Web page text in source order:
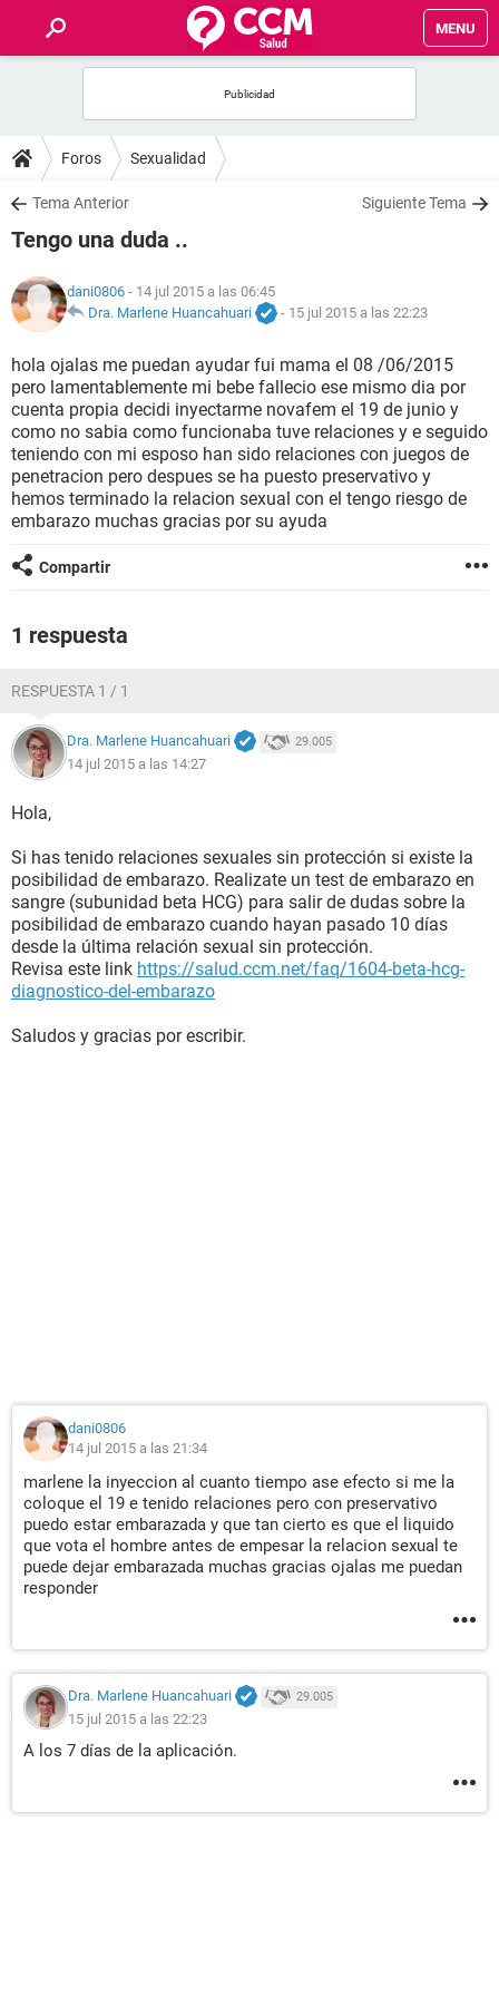
MENU
FOROS
SALUD
FAMILIA
NUTRICIÓN
BIENESTAR
SEXUALIDAD
GLOSARIO
Foros Sexualidad
Tema Anterior Siguiente Tema
Tengo una duda ..
dani0806 - 14 jul 2015 a las 06:45
Dra. Marlene Huancahuari
- 15 jul 2015 a las 22:23
hola ojalas me puedan ayudar fui mama el 08 /06/2015
pero lamentablemente mi bebe fallecio ese mismo dia por
cuenta propia decidi inyectarme novafem el 19 de junio y
como no sabia como funcionaba tuve relaciones y e seguido
teniendo con mi esposo han sido relaciones con juegos de
penetracion pero despues se ha puesto preservativo y
hemos terminado la relacion sexual con el tengo riesgo de
embarazo muchas gracias por su ayuda
Compartir
1 respuesta
RESPUESTA 1 / 1
Dra. Marlene Huancahuari 29.005
14 jul 2015 a las 14:27
Hola,
Si has tenido relaciones sexuales sin protección si existe la
posibilidad de embarazo. Realizate un test de embarazo en
sangre (subunidad beta HCG) para salir de dudas sobre la
posibilidad de embarazo cuando hayan pasado 10 días
desde la última relación sexual sin protección.
Revisa este link https://salud.ccm.net/faq/1604-beta-hcg-
diagnostico-del-embarazo
Saludos y gracias por escribir.
dani0806
14 jul 2015 a las 21:34
marlene la inyeccion al cuanto tiempo ase efecto si me la
coloque el 19 e tenido relaciones pero con preservativo
puedo estar embarazada y que tan cierto es que el liquido
que vota el hombre antes de empesar la relacion sexual te
puede dejar embarazada muchas gracias ojalas me puedan
responder
Dra. Marlene Huancahuari 29.005
15 jul 2015 a las 22:23
A los 7 días de la aplicación.